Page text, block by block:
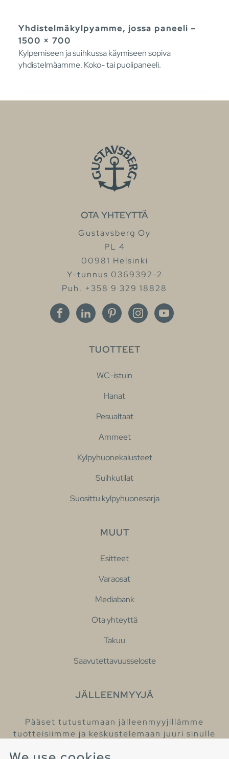
Yhdistelmäkylpyamme, jossa paneeli –
1500 × 700
Kylpemiseen ja suihkussa käymiseen sopiva
yhdistelmäamme. Koko- tai puolipaneeli.
OTA YHTEYTTÄ
Gustavsberg Oy
PL 4
00981 Helsinki
Y-tunnus 0369392-2
Puh. +358 9 329 18828
TUOTTEET
WC-istuin
Hanat
Pesualtaat
Ammeet
Kylpyhuonekalusteet
Suihkutilat
Suosittu kylpyhuonesarja
MUUT
Esitteet
Varaosat
Mediabank
Ota yhteyttä
Takuu
Saavutettavuusseloste
JÄLLEENMYYJÄ
Pääset tutustumaan jälleenmyyjillämme
tuotteisiimme ja keskustelemaan juuri sinulle